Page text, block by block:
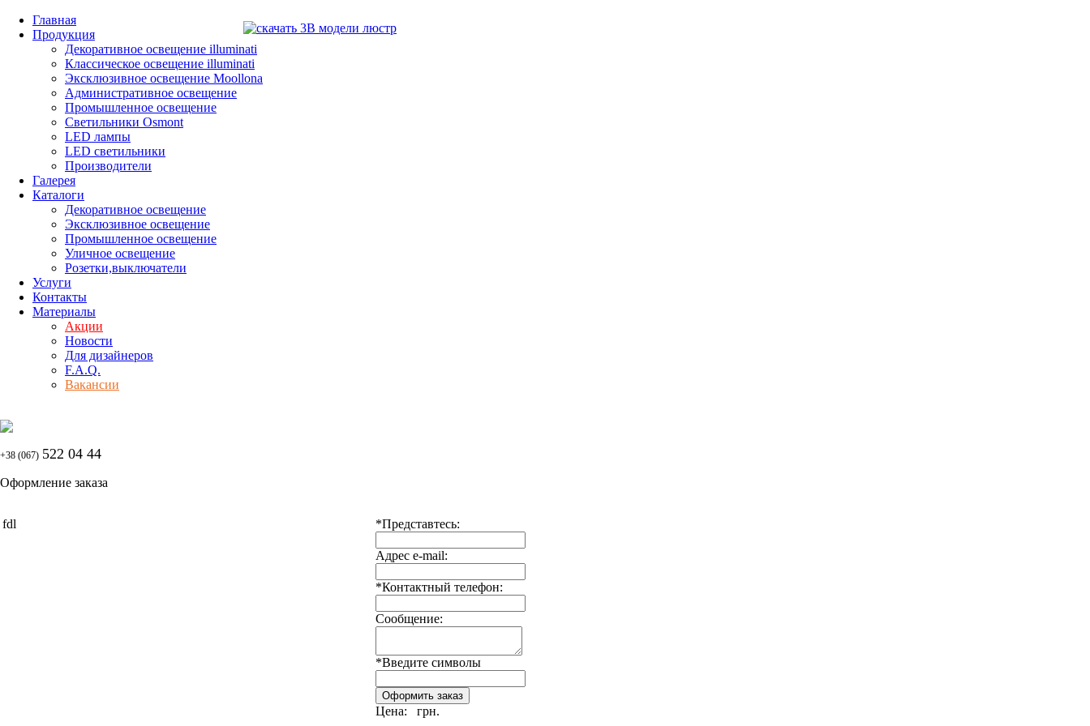
Главная
Продукция
Декоративное освещение illuminati
Классическое освещение illuminati
Эксклюзивное освещение Moollona
Административное освещение
Промышленное освещение
Светильники Osmont
LED лампы
LED светильники
Производители
Галерея
Каталоги
Декоративное освещение
Эксклюзивное освещение
Промышленное освещение
Уличное освещение
Розетки,выключатели
Услуги
Контакты
Материалы
Акции
Новости
Для дизайнеров
F.A.Q.
Вакансии
+38 (067) 522 04 44
Оформление заказа
fdl *Представтесь:
Адрес e-mail:
*Контактный телефон:
Сообщение:
*Введите символы
Цена: грн.